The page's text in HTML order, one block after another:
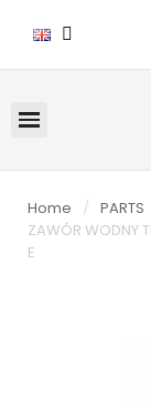
Home PARTS
ZAWÓR WODNY
E